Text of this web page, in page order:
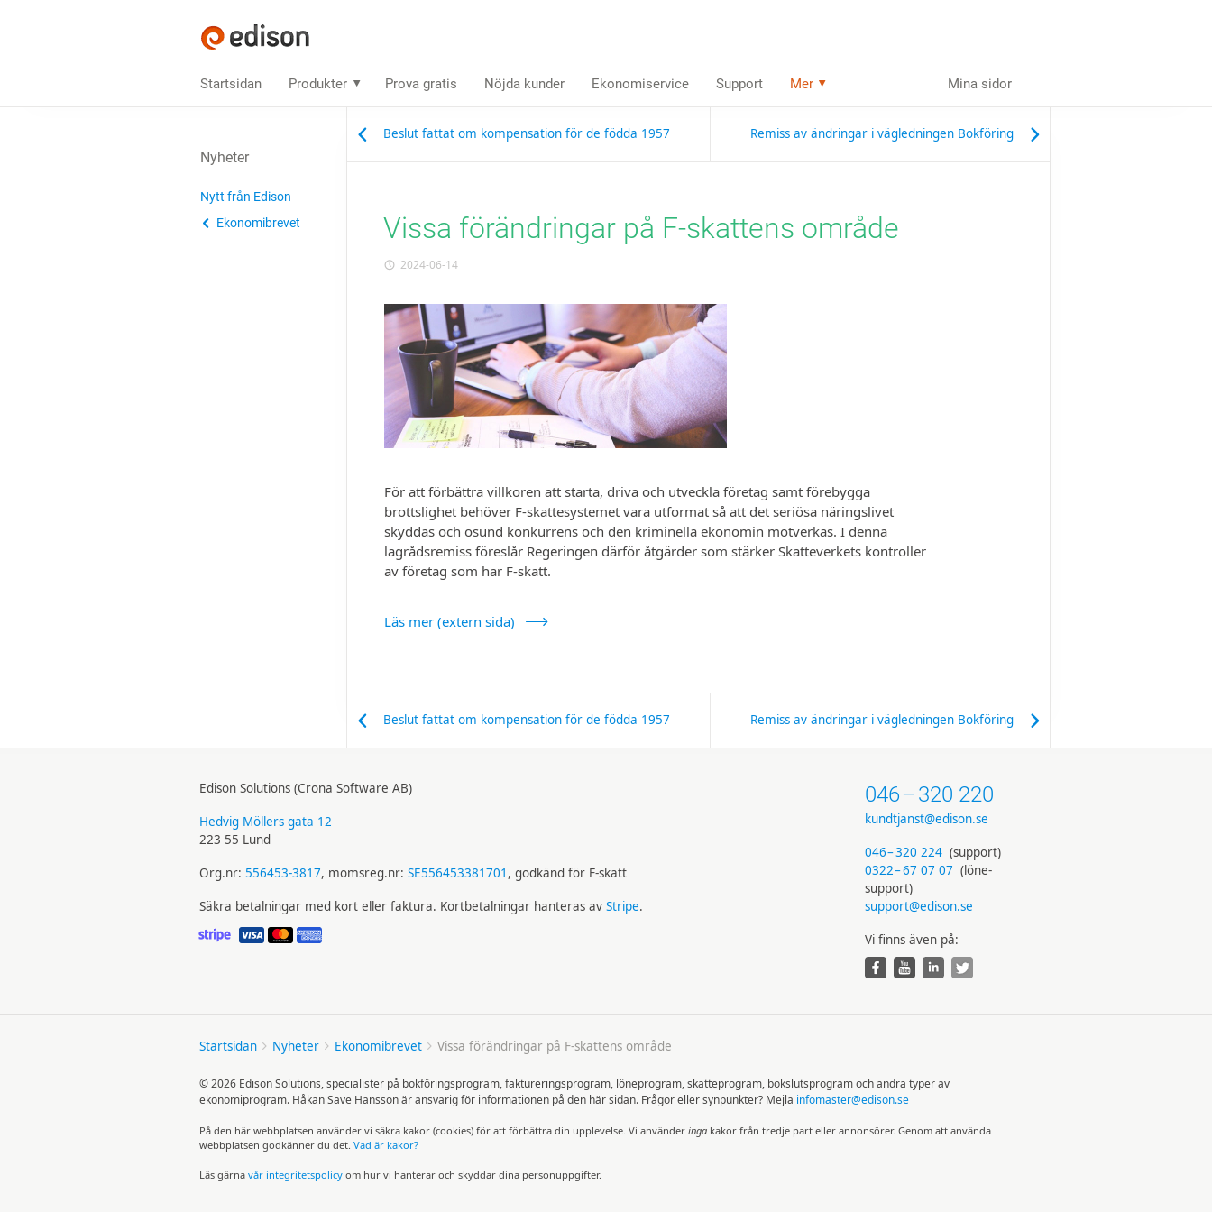
Startsidan Produkter Prova gratis Nöjda kunder Ekonomiservice Support Mer Mina sidor
Beslut fattat om kompensation för de födda 1957 Remiss av ändringar i vägledningen Bokföring
Vissa förändringar på F-skattens område
2024-06-14
För att förbättra villkoren att starta, driva och utveckla företag samt förebygga
brottslighet behöver F-skatte­systemet vara utformat så att det seriösa näringslivet
skyddas och osund konkurrens och den kriminella ekonomin motverkas. I denna
lagråds­remiss föreslår Regeringen därför åtgärder som stärker Skatteverkets kontroller
av företag som har F-skatt.
Läs mer (extern sida)
Beslut fattat om kompensation för de födda 1957 Remiss av ändringar i vägledningen Bokföring
Nyheter
Nytt från Edison
Ekonomibrevet
Edison Solutions (Crona Software AB)
Hedvig Möllers gata 12
223 55 Lund
Org.nr: 556453-3817, momsreg.nr: SE556453381701 , godkänd för F-skatt
Säkra betalningar med kort eller faktura. Kortbetalningar hanteras av Stripe.
046–320 220
kundtjanst@edison.se
046–320 224 (support)
0322–67 07 07 (löne­
support)
support@edison.se
Vi finns även på:
Startsidan Nyheter Ekonomibrevet Vissa förändringar på F-skattens område
© 2026 Edison Solutions, specialister på bokföringsprogram, faktureringsprogram, löneprogram, skatteprogram, bokslutsprogram och andra typer av
ekonomiprogram. Håkan Save Hansson är ansvarig för informationen på den här sidan. Frågor eller synpunkter? Mejla infomaster@edison.se
På den här webb­platsen använder vi säkra kakor (cookies) för att för­bättra din upp­levelse. Vi använder inga kakor från tredje part eller annonsörer. Genom att använda
webb­platsen god­känner du det. Vad är kakor?
Läs gärna vår integritets­policy om hur vi hanterar och skyddar dina personuppgifter.